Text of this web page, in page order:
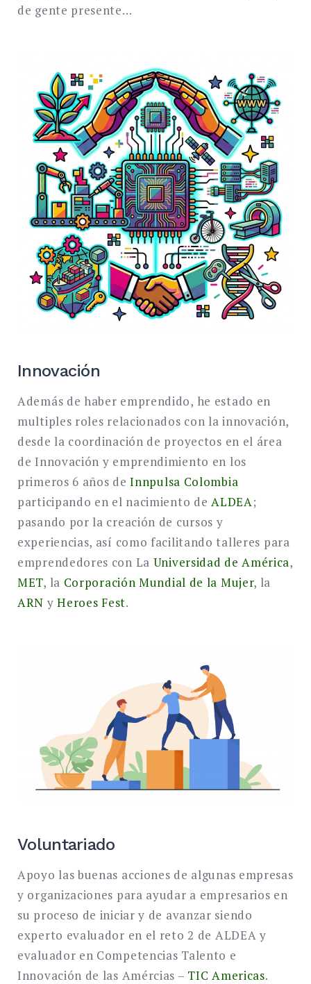
de gente presente…
Innovación
Además de haber emprendido, he estado en
multiples roles relacionados con la innovación,
desde la coordinación de proyectos en el área
de Innovación y emprendimiento en los
primeros 6 años deInnpulsa Colombia
participando en el nacimiento deALDEA;
pasando por la creación de cursos y
experiencias, así como facilitando talleres para
emprendedores con La Universidad de América,
MET, la Corporación Mundial de la Mujer, la
ARN yHeroes Fest.
Voluntariado
Apoyo las buenas acciones de algunas empresas
y organizaciones para ayudar a empresarios en
su proceso de iniciar y de avanzar siendo
experto evaluador en el reto 2 de ALDEA y
evaluador en Competencias Talento e
Innovación de las Amércias – TIC Americas.